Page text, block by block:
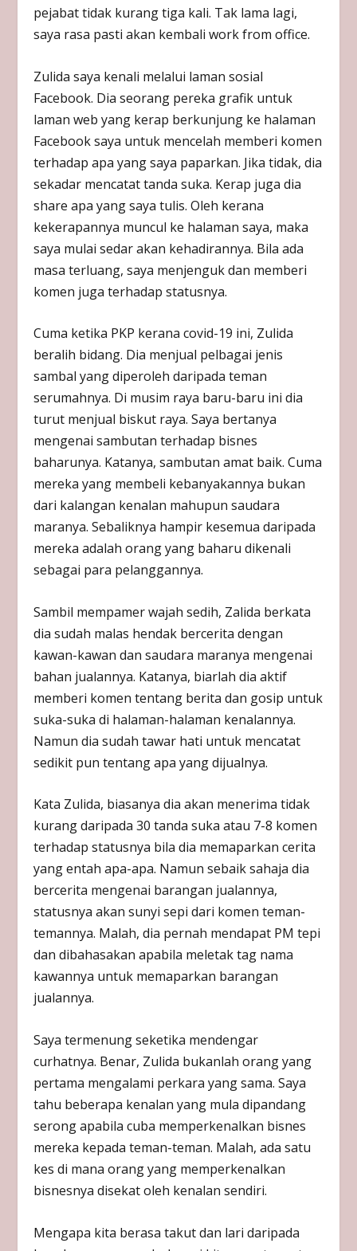
pejabat tidak kurang tiga kali. Tak lama lagi,
saya rasa pasti akan kembali work from office.
Zulida saya kenali melalui laman sosial
Facebook. Dia seorang pereka grafik untuk
laman web yang kerap berkunjung ke halaman
Facebook saya untuk mencelah memberi komen
terhadap apa yang saya paparkan. Jika tidak, dia
sekadar mencatat tanda suka. Kerap juga dia
share apa yang saya tulis. Oleh kerana
kekerapannya muncul ke halaman saya, maka
saya mulai sedar akan kehadirannya. Bila ada
masa terluang, saya menjenguk dan memberi
komen juga terhadap statusnya.
Cuma ketika PKP kerana covid-19 ini, Zulida
beralih bidang. Dia menjual pelbagai jenis
sambal yang diperoleh daripada teman
serumahnya. Di musim raya baru-baru ini dia
turut menjual biskut raya. Saya bertanya
mengenai sambutan terhadap bisnes
baharunya. Katanya, sambutan amat baik. Cuma
mereka yang membeli kebanyakannya bukan
dari kalangan kenalan mahupun saudara
maranya. Sebaliknya hampir kesemua daripada
mereka adalah orang yang baharu dikenali
sebagai para pelanggannya.
Sambil mempamer wajah sedih, Zalida berkata
dia sudah malas hendak bercerita dengan
kawan-kawan dan saudara maranya mengenai
bahan jualannya. Katanya, biarlah dia aktif
memberi komen tentang berita dan gosip untuk
suka-suka di halaman-halaman kenalannya.
Namun dia sudah tawar hati untuk mencatat
sedikit pun tentang apa yang dijualnya.
Kata Zulida, biasanya dia akan menerima tidak
kurang daripada 30 tanda suka atau 7-8 komen
terhadap statusnya bila dia memaparkan cerita
yang entah apa-apa. Namun sebaik sahaja dia
bercerita mengenai barangan jualannya,
statusnya akan sunyi sepi dari komen teman-
temannya. Malah, dia pernah mendapat PM tepi
dan dibahasakan apabila meletak tag nama
kawannya untuk memaparkan barangan
jualannya.
Saya termenung seketika mendengar
curhatnya. Benar, Zulida bukanlah orang yang
pertama mengalami perkara yang sama. Saya
tahu beberapa kenalan yang mula dipandang
serong apabila cuba memperkenalkan bisnes
mereka kepada teman-teman. Malah, ada satu
kes di mana orang yang memperkenalkan
bisnesnya disekat oleh kenalan sendiri.
Mengapa kita berasa takut dan lari daripada